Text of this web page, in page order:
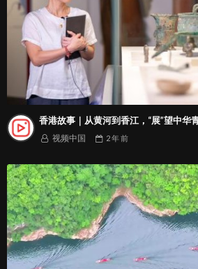
香港故事｜从黄河到香江，“展”望中华
视频中国 2 年前